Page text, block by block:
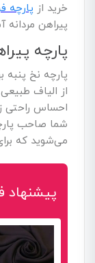
خرید از پارچه
پیراهن
پارچه
پارچه نخ پنبه
از الیاف
احساس راحتی
شما صاحب
می‌شوید که
پیشنهاد